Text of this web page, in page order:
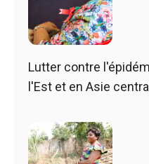
Lutter contre
l'Est et en Asie